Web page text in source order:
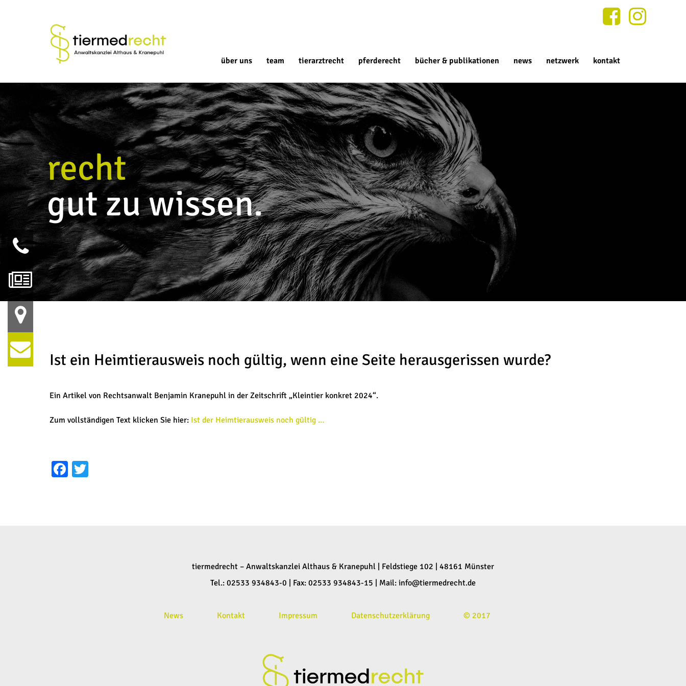
über uns team tierarztrecht pferderecht bücher & publikationen news netzwerk kontakt
recht
gut zu wissen.
Ist ein Heimtierausweis noch gültig, wenn eine Seite herausgerissen wurde?
Ein Artikel von Rechtsanwalt Benjamin Kranepuhl in der Zeitschrift „Kleintier konkret 2024“.
Zum vollständigen Text klicken Sie hier: Ist der Heimtierausweis noch gültig …
Facebook
tiermedrecht – Anwaltskanzlei Althaus & Kranepuhl | Feldstiege 102 | 48161 Münster
Tel.: 02533 934843-0 | Fax: 02533 934843-15 | Mail: info@tiermedrecht.de
News Kontakt Impressum Datenschutzerklärung © 2017